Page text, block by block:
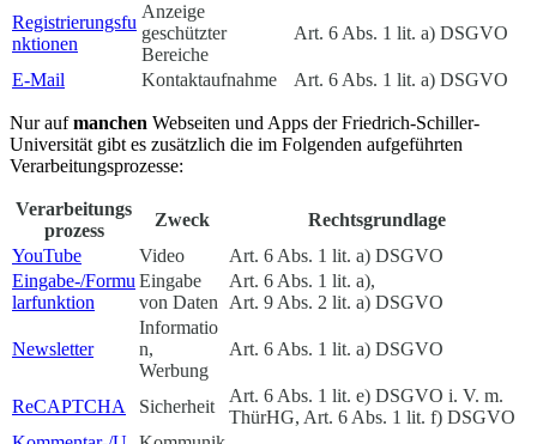
Registrierungsfu
nktionen
Anzeige
geschützter
Bereiche
Art. 6 Abs. 1 lit. a) DSGVO
E-Mail Kontaktaufnahme Art. 6 Abs. 1 lit. a) DSGVO
Nur aufmanchen Webseiten und Apps der Friedrich-Schiller-
Universität gibt es zusätzlich die im Folgenden aufgeführten
Verarbeitungsprozesse:
Verarbeitungs
prozess
Zweck
Rechtsgrundlage
YouTube
Video
Art. 6 Abs. 1 lit. a) DSGVO
Eingabe-/Formu
larfunktion
Eingabe
von Daten
Art. 6 Abs. 1 lit. a),
Art. 9 Abs. 2 lit. a) DSGVO
Newsletter
Informatio
n,
Werbung
Art. 6 Abs. 1 lit. a) DSGVO
ReCAPTCHA Sicherheit
Art. 6 Abs. 1 lit. e) DSGVO i. V. m.
ThürHG, Art. 6 Abs. 1 lit. f) DSGVO